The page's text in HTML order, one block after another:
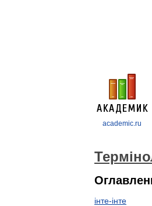
academic.ru
інте-інте